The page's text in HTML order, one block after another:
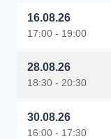
16.08.26
17:00 - 19:00
28.08.26
18:30 - 20:30
30.08.26
16:00 - 17:30